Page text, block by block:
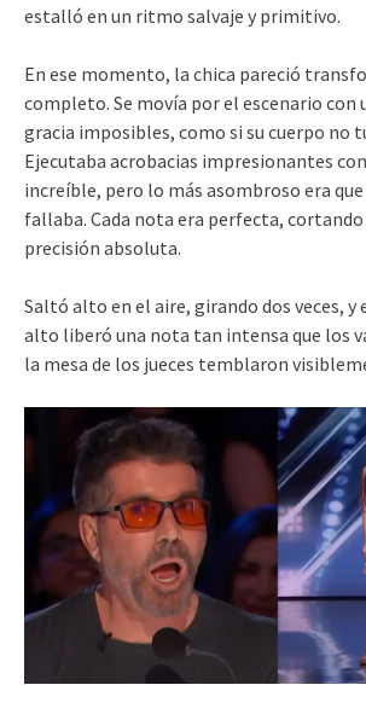
estalló en un ritmo salvaje y primitivo.
En ese momento, la chica pareció
completo. Se movía por el escenario con
gracia imposibles, como si su cuerpo no
Ejecutaba acrobacias impresionantes
increíble, pero lo más asombroso era que
fallaba. Cada nota era perfecta,
precisión absoluta.
Saltó alto en el aire, girando dos veces, y
alto liberó una nota tan intensa que los
la mesa de los jueces temblaron